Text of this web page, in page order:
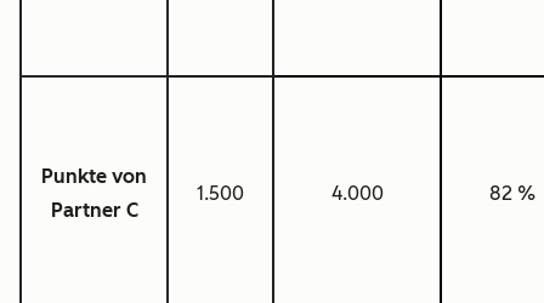
Punkte von
Partner C
1.500 4.000 82 %